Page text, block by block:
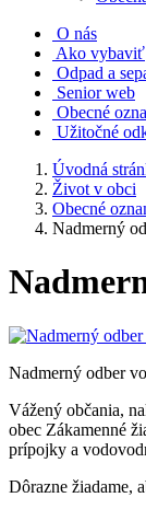
O nás
Ako vybaviť
Odpad a
Senior web
Obecné
Užitočné
Úvodná
Život v obci
Obecné
Nadmerný
Nadmerný odber
Vážený občania,
obec Zákamenné
prípojky a
Dôrazne žiadame,